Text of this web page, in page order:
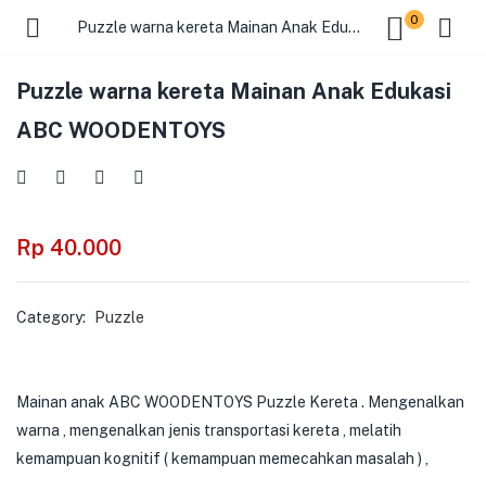
Puzzle warna kereta Mainan Anak Edukasi ABC WOODENTOYS 0
Puzzle warna kereta Mainan Anak Edukasi
ABC WOODENTOYS
Rp 40.000
Category: Puzzle
Mainan anak ABC WOODENTOYS Puzzle Kereta . Mengenalkan
warna , mengenalkan jenis transportasi kereta , melatih
kemampuan kognitif ( kemampuan memecahkan masalah ) ,